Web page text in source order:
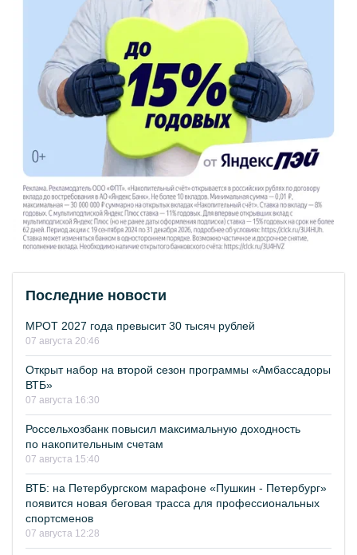
Последние новости
МРОТ 2027 года превысит 30 тысяч рублей
07 августа 20:46
Открыт набор на второй сезон программы «Амбассадоры
ВТБ»
07 августа 16:30
Россельхозбанк повысил максимальную доходность
по накопительным счетам
07 августа 15:40
ВТБ: на Петербургском марафоне «Пушкин - Петербург»
появится новая беговая трасса для профессиональных
спортсменов
07 августа 12:28